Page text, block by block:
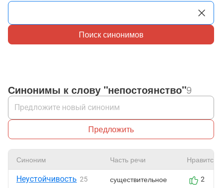
Поиск синонимов
Синонимы к слову "непостоянство"9
Предложить
Синоним Часть речи Нравится
Неустойчивость 25 существительное 2